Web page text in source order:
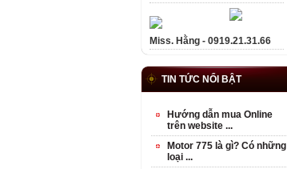
Miss. Hằng - 0919.21.31.66
TIN TỨC NỔI BẬT
Hướng dẫn mua Online
trên website ...
Motor 775 là gì? Có những
loại ...